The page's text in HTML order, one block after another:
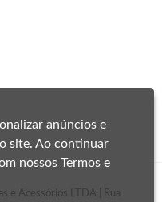
e Acessórios LTDA | Rua
anúncios e
site. Ao continuar
nossos Termos e